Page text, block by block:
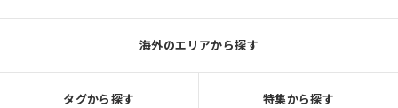
海外のエリアから探す
タグから探す 特集から探す